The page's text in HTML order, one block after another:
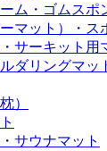
ム・ゴムスポ
マット）・ス
サーキット用
ダリングマッ
）
サウナマット